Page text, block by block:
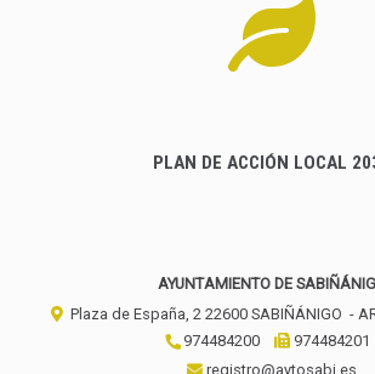
PLAN DE ACCIÓN LOCAL
AYUNTAMIENTO DE
Plaza de España, 2 22600 SABIÑÁNIGO -
974484200
974484201
registro@aytosabi.es